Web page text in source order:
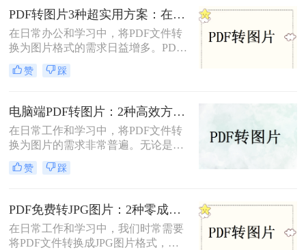
本文将为您介绍几种简单、快速且高
效的转换方法。
PDF转图片3种超实用方案：在线、客户端、截图各自优势！
在日常办公和学习中，将PDF文件转
换为图片格式的需求日益增多。PDF
转图片不仅便于分享、保存和打印，
还能有效规避某些版权问题，提高阅
将介绍三种常用的PDF转图片方法。
赞 踩
电脑端PDF转图片：2种高效方法的详细操作和参数配置!
在日常工作和学习中，将PDF文件转
换为图片的需求非常普遍。无论是为
了方便分享、展示还是进一步处理，
掌握几种高效的PDF转图片方法都是
图片呢？本文将详细介绍两种常见的
电脑上PDF转图片方法，帮助用户轻
松完成文件格式转换。
赞 踩
PDF免费转JPG图片：2种零成本方案的转换效果和限制！
在日常工作和学习中，我们时常需要
将PDF文件转换成JPG图片格式，以